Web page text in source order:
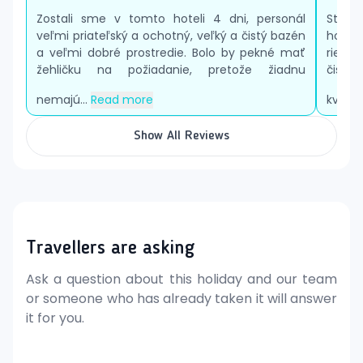
Výťah
Bary
Veľký bazén
Terasa na slnenie s ležadlami a slnečníkmi
(zadarmo)
Pláž a Aktivity
Piesočnato-kamienková pláž (pri vstupe väčšie
kamienky) cca 250 m od hotela
Požičovňa bicyklov
Biliard
Stravovanie
Raňajky:
Polpenzia:
Zostali sme v tomto hoteli 4 dni, personál
veľmi priateľský a ochotný, veľký a čistý bazén
a veľmi dobré prostredie. Bolo by pekné mať
žehličku na požiadanie, pretože žiadnu
nemajú... Read more
hotel
Show All Reviews
Travellers are asking
Ask a question about this holiday and our team
or someone who has already taken it will answer
it for you.